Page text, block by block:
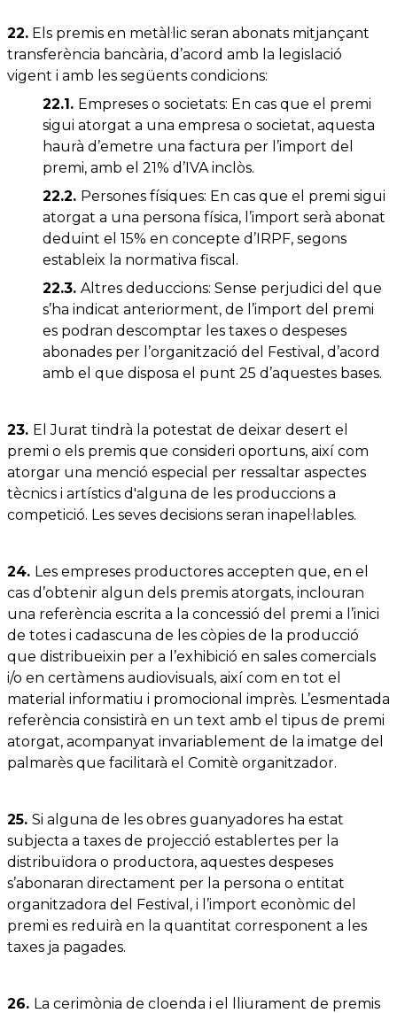
22. Els premis en metàl·lic seran abonats mitjançant
transferència bancària, d’acord amb la legislació
vigent i amb les següents condicions:
22.1. Empreses o societats: En cas que el premi
sigui atorgat a una empresa o societat, aquesta
haurà d’emetre una factura per l’import del
premi, amb el 21% d’IVA inclòs.
22.2. Persones físiques: En cas que el premi sigui
atorgat a una persona física, l’import serà abonat
deduint el 15% en concepte d’IRPF, segons
estableix la normativa fiscal.
22.3. Altres deduccions: Sense perjudici del que
s’ha indicat anteriorment, de l’import del premi
es podran descomptar les taxes o despeses
abonades per l’organització del Festival, d’acord
amb el que disposa el punt 25 d’aquestes bases.
23. El Jurat tindrà la potestat de deixar desert el
premi o els premis que consideri oportuns, així com
atorgar una menció especial per ressaltar aspectes
tècnics i artístics d'alguna de les produccions a
competició. Les seves decisions seran inapel·lables.
24. Les empreses productores accepten que, en el
cas d’obtenir algun dels premis atorgats, inclouran
una referència escrita a la concessió del premi a l’inici
de totes i cadascuna de les còpies de la producció
que distribueixin per a l’exhibició en sales comercials
i/o en certàmens audiovisuals, així com en tot el
material informatiu i promocional imprès. L’esmentada
referència consistirà en un text amb el tipus de premi
atorgat, acompanyat invariablement de la imatge del
palmarès que facilitarà el Comitè organitzador.
25. Si alguna de les obres guanyadores ha estat
subjecta a taxes de projecció establertes per la
distribuïdora o productora, aquestes despeses
s’abonaran directament per la persona o entitat
organitzadora del Festival, i l’import econòmic del
premi es reduirà en la quantitat corresponent a les
taxes ja pagades.
26. La cerimònia de cloenda i el lliurament de premis